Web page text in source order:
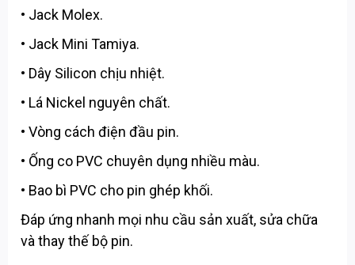
• Jack Molex.
• Jack Mini Tamiya.
• Dây Silicon chịu nhiệt.
• Lá Nickel nguyên chất.
• Vòng cách điện đầu pin.
• Ống co PVC chuyên dụng nhiều màu.
• Bao bì PVC cho pin ghép khối.
Đáp ứng nhanh mọi nhu cầu sản xuất, sửa chữa
và thay thế bộ pin.